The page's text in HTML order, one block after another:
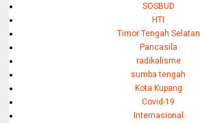
SOSBUD
HTI
Timor Tengah Selatan
Pancasila
radikalisme
sumba tengah
Kota Kupang
Covid-19
Internasional